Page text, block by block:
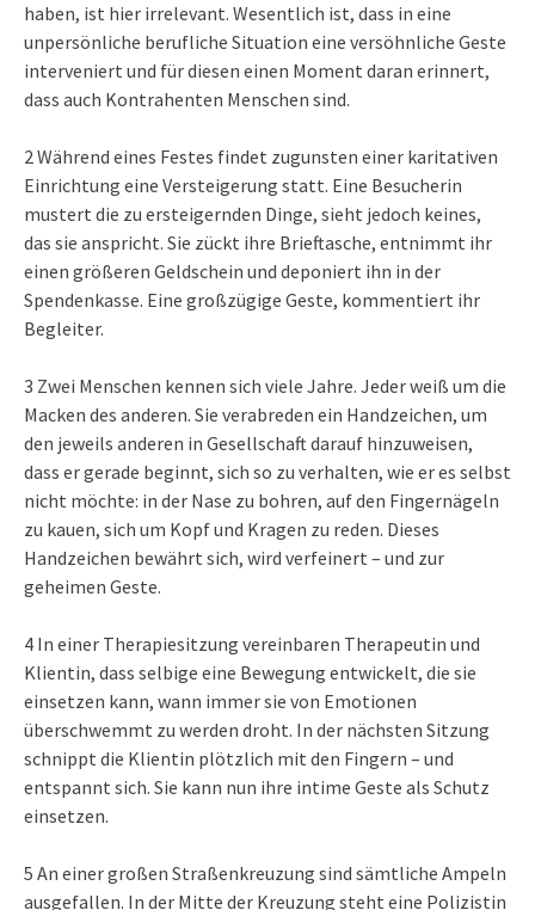
haben, ist hier irrelevant. Wesentlich ist, dass in eine
unpersönliche berufliche Situation eine versöhnliche Geste
interveniert und für diesen einen Moment daran erinnert,
dass auch Kontrahenten Menschen sind.
2 Während eines Festes findet zugunsten einer karitativen
Einrichtung eine Versteigerung statt. Eine Besucherin
mustert die zu ersteigernden Dinge, sieht jedoch keines,
das sie anspricht. Sie zückt ihre Brieftasche, entnimmt ihr
einen größeren Geldschein und deponiert ihn in der
Spendenkasse. Eine großzügige Geste, kommentiert ihr
Begleiter.
3 Zwei Menschen kennen sich viele Jahre. Jeder weiß um die
Macken des anderen. Sie verabreden ein Handzeichen, um
den jeweils anderen in Gesellschaft darauf hinzuweisen,
dass er gerade beginnt, sich so zu verhalten, wie er es selbst
nicht möchte: in der Nase zu bohren, auf den Fingernägeln
zu kauen, sich um Kopf und Kragen zu reden. Dieses
Handzeichen bewährt sich, wird verfeinert – und zur
geheimen Geste.
4 In einer Therapiesitzung vereinbaren Therapeutin und
Klientin, dass selbige eine Bewegung entwickelt, die sie
einsetzen kann, wann immer sie von Emotionen
überschwemmt zu werden droht. In der nächsten Sitzung
schnippt die Klientin plötzlich mit den Fingern – und
entspannt sich. Sie kann nun ihre intime Geste als Schutz
einsetzen.
5 An einer großen Straßenkreuzung sind sämtliche Ampeln
ausgefallen. In der Mitte der Kreuzung steht eine Polizistin